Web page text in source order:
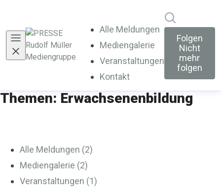
Alle Meldungen
Mediengalerie
Veranstaltungen
Kontakt
Folgen
Nicht
mehr
folgen
Themen: Erwachsenenbildung
Alle Meldungen (2)
Mediengalerie (2)
Veranstaltungen (1)